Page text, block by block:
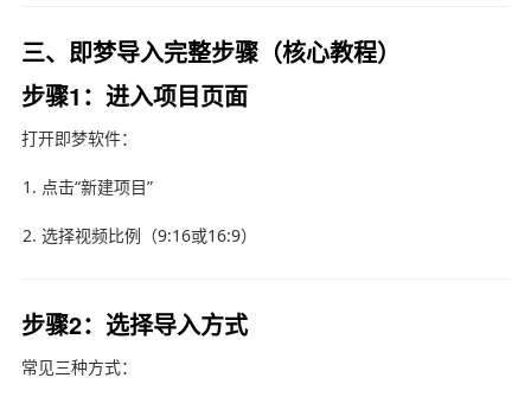
三、即梦导入完整步骤（核心教程）
步骤1：进入项目页面
打开即梦软件：
点击“新建项目”
选择视频比例（9:16或16:9）
步骤2：选择导入方式
常见三种方式：